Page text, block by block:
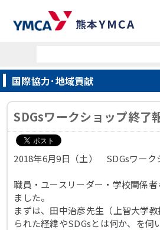
国際協力･地域貢献
SDGsワークショップ終了
2018年6月9日（土） SDGsワーク
職員・ユースリーダー・学校関係
ました。
まずは、田中治彦先生（上智大学
られた経緯やSDGsとは何か、を伺